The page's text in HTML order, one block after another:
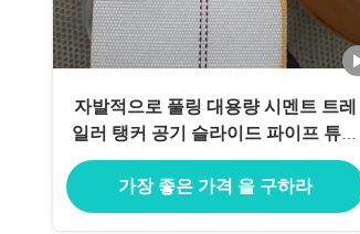
자발적으로 풀링 대용량 시멘트 트레
일러 탱커 공기 슬라이드 파이프 튜브
튜브 튜브 4-5mm 두께와 120mm 폭
PU 코팅
가장 좋은 가격 을 구하라